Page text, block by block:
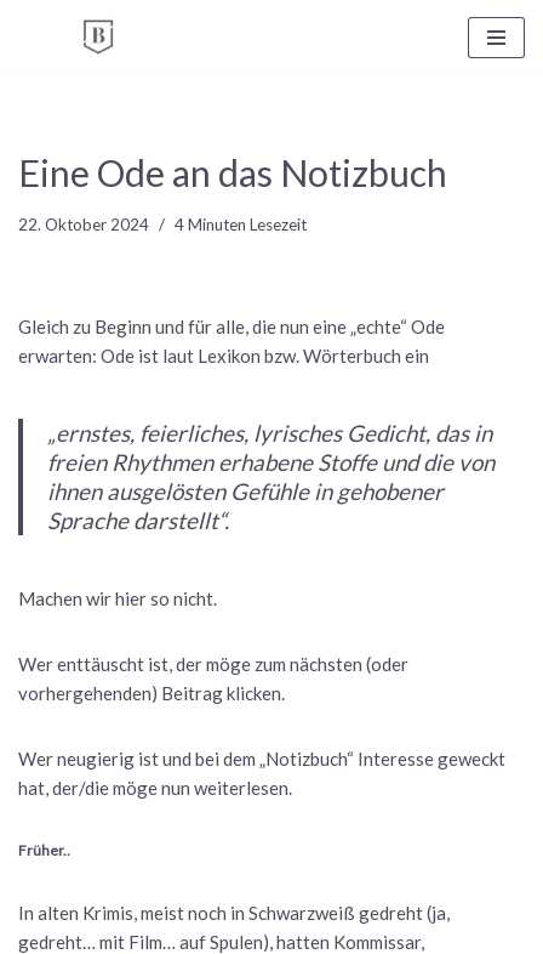
Eine Ode an das Notizbuch
22. Oktober 2024 4 Minuten Lesezeit
Gleich zu Beginn und für alle, die nun eine „echte“ Ode
erwarten: Ode ist laut Lexikon bzw. Wörterbuch ein
„ernstes, feierliches, lyrisches Gedicht, das in
freien Rhythmen erhabene Stoffe und die von
ihnen ausgelösten Gefühle in gehobener
Sprache darstellt“.
Machen wir hier so nicht.
Wer enttäuscht ist, der möge zum nächsten (oder
vorhergehenden) Beitrag klicken.
Wer neugierig ist und bei dem „Notizbuch“ Interesse geweckt
hat, der/die möge nun weiterlesen.
Früher..
In alten Krimis, meist noch in Schwarzweiß gedreht (ja,
gedreht… mit Film… auf Spulen), hatten Kommissar,